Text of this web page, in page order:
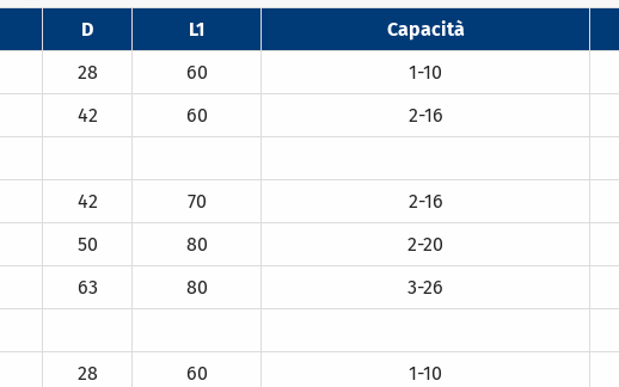
D L1 Capacità
28 60
1-10
42 60 2-16
42 70
2-16
50 80
2-20
63 80 3-26
28 60
1-10